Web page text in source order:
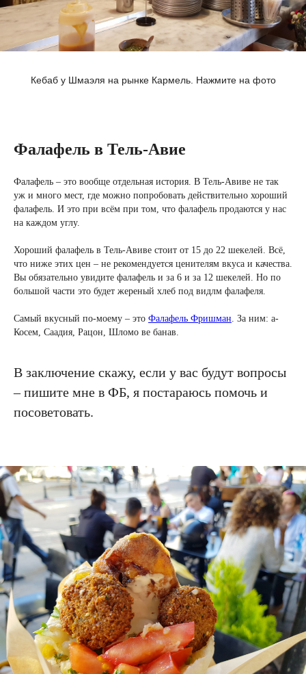
Кебаб у Шмаэля на рынке Кармель. Нажмите на фото
Фалафель в Тель-Авие
Фалафель – это вообще отдельная история. В Тель-Авиве не так
уж и много мест, где можно попробовать действительно хороший
фалафель. И это при всём при том, что фалафель продаются у нас
на каждом углу.
Хороший фалафель в Тель-Авиве стоит от 15 до 22 шекелей. Всё,
что ниже этих цен – не рекомендуется ценителям вкуса и качества.
Вы обязательно увидите фалафель и за 6 и за 12 шекелей. Но по
большой части это будет жереный хлеб под видлм фалафеля.
Самый вкусный по-моему – это Фалафель Фришман . За ним: а-
Косем, Саадия, Рацон, Шломо ве банав.
В заключение скажу, если у вас будут вопросы
– пишите мне в ФБ, я постараюсь помочь и
посоветовать.